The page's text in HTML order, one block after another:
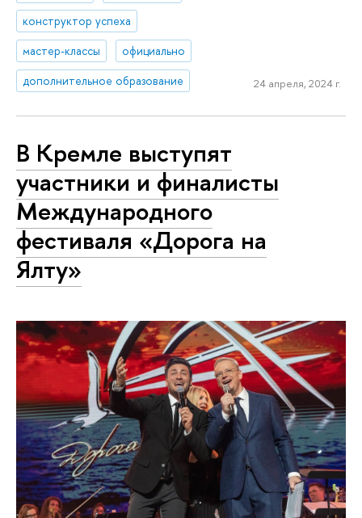
конструктор успеха
мастер-классы
официально
дополнительное образование
24 апреля, 2024 г.
В Кремле выступят
участники и финалисты
Международного
фестиваля «Дорога на
Ялту»